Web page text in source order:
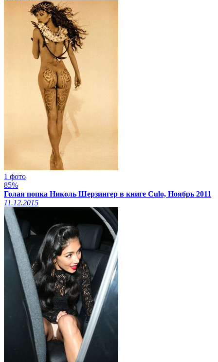
1 фото
85%
Голая попка Николь Шерзингер в книге Culo, Ноябрь 2011
11.12.2015